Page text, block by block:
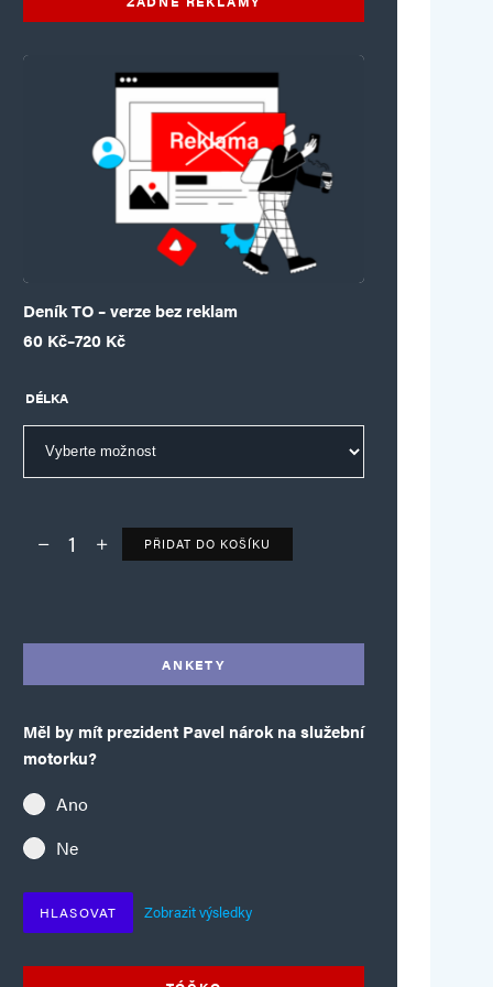
Deník TO – verze bez reklam
60 Kč–720 Kč
Rozpětí cen: 60 Kč až 720 Kč
DÉLKA
Deník TO – verze bez reklam množství
PŘIDAT DO KOŠÍKU
ANKETY
Měl by mít prezident Pavel nárok na služební
motorku?
Ano
Ne
HLASOVAT Zobrazit výsledky